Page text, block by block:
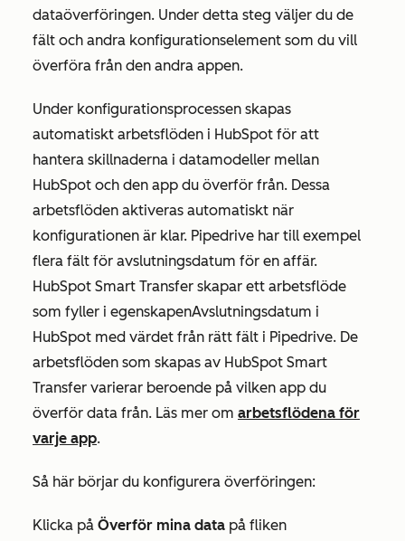
dataöverföringen. Under detta steg väljer du de
fält och andra konfigurationselement som du vill
överföra från den andra appen.
Under konfigurationsprocessen skapas
automatiskt arbetsflöden i HubSpot för att
hantera skillnaderna i datamodeller mellan
HubSpot och den app du överför från. Dessa
arbetsflöden aktiveras automatiskt när
konfigurationen är klar. Pipedrive har till exempel
flera fält för avslutningsdatum för en affär.
HubSpot Smart Transfer skapar ett arbetsflöde
som fyller i egenskapenAvslutningsdatum i
HubSpot med värdet från rätt fält i Pipedrive. De
arbetsflöden som skapas av HubSpot Smart
Transfer varierar beroende på vilken app du
överför data från. Läs mer om arbetsflödena för
varje app.
Så här börjar du konfigurera överföringen:
Klicka på Överför mina data på fliken